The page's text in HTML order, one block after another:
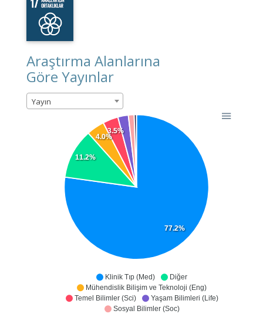
Araştırma Alanlarına
Göre Yayınlar
Yayın
Klinik Tıp (Med)
Diğer
Mühendislik Bilişim ve Teknoloji (Eng)
Temel Bilimler (Sci)
Yaşam Bilimleri (Life)
Sosyal Bilimler (Soc)
77.2%
11.2%
4.0%
3.5%